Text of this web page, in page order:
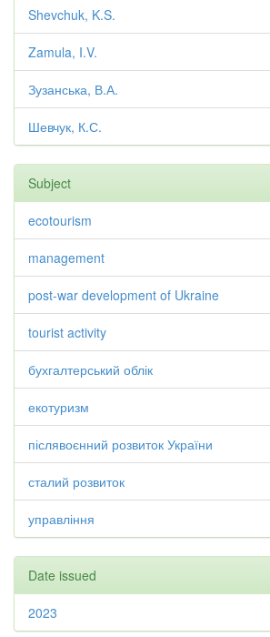
Shevchuk, K.S.
Zamula, I.V.
Зузанська, В.А.
Шевчук, К.С.
Subject
ecotourism
management
post-war development of Ukraine
tourist activity
бухгалтерський облік
екотуризм
післявоєнний розвиток України
сталий розвиток
управління
Date issued
2023